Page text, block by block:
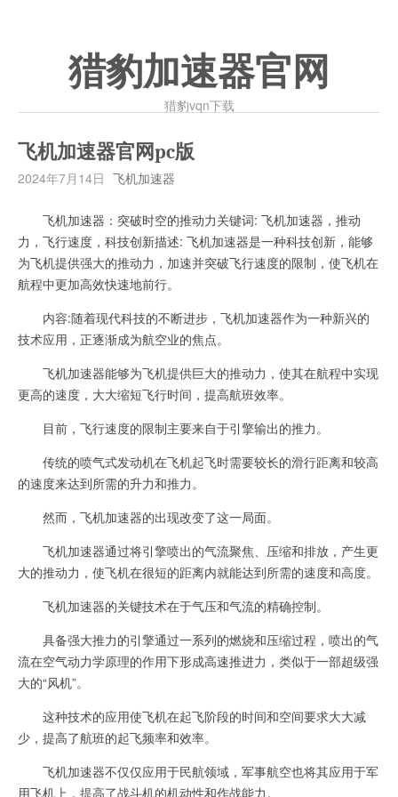
猎豹加速器官网
猎豹vqn下载
飞机加速器官网pc版
2024年7月14日 飞机加速器
飞机加速器：突破时空的推动力关键词: 飞机加速器，推动
力，飞行速度，科技创新描述: 飞机加速器是一种科技创新，能够
为飞机提供强大的推动力，加速并突破飞行速度的限制，使飞机在
航程中更加高效快速地前行。
内容:随着现代科技的不断进步，飞机加速器作为一种新兴的
技术应用，正逐渐成为航空业的焦点。
飞机加速器能够为飞机提供巨大的推动力，使其在航程中实现
更高的速度，大大缩短飞行时间，提高航班效率。
目前，飞行速度的限制主要来自于引擎输出的推力。
传统的喷气式发动机在飞机起飞时需要较长的滑行距离和较高
的速度来达到所需的升力和推力。
然而，飞机加速器的出现改变了这一局面。
飞机加速器通过将引擎喷出的气流聚焦、压缩和排放，产生更
大的推动力，使飞机在很短的距离内就能达到所需的速度和高度。
飞机加速器的关键技术在于气压和气流的精确控制。
具备强大推力的引擎通过一系列的燃烧和压缩过程，喷出的气
流在空气动力学原理的作用下形成高速推进力，类似于一部超级强
大的“风机”。
这种技术的应用使飞机在起飞阶段的时间和空间要求大大减
少，提高了航班的起飞频率和效率。
飞机加速器不仅仅应用于民航领域，军事航空也将其应用于军
用飞机上，提高了战斗机的机动性和作战能力。